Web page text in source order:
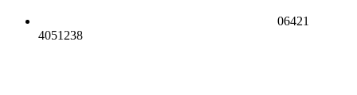
06421
4051238